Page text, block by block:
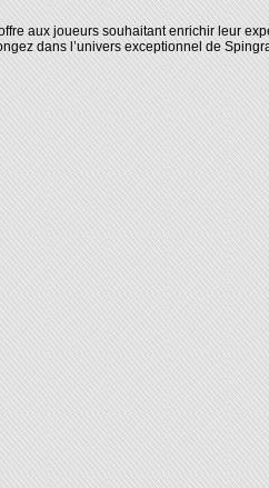
aux joueurs souhaitant enrichir leur
dans l’univers exceptionnel de